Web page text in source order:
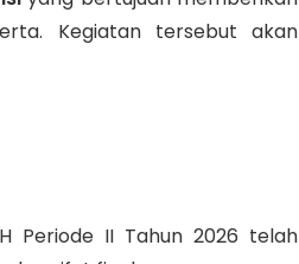
Kegiatan tersebut akan
Periode II Tahun 2026 telah